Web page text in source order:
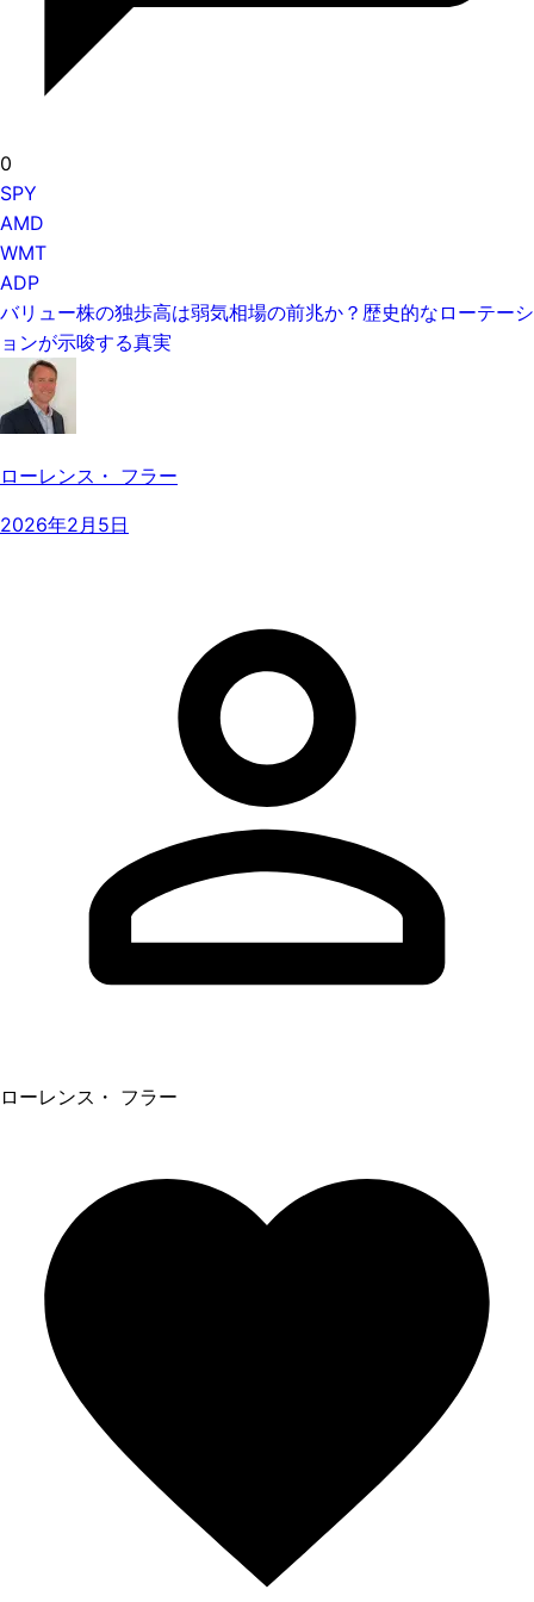
0
SPY
AMD
WMT
ADP
バリュー株の独歩高は弱気相場の前兆か？歴史的なローテーシ
ョンが示唆する真実
ローレンス・ フラー
2026年2月5日
ローレンス・ フラー